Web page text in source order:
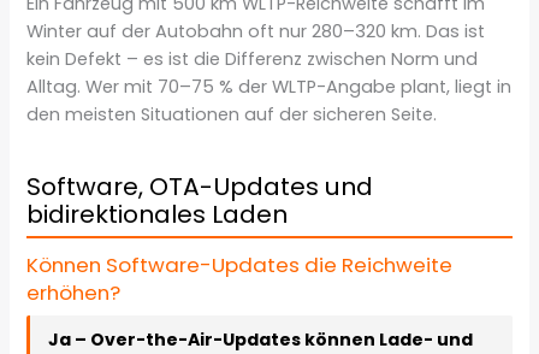
Winter auf der Autobahn oft nur 280–320 km. Das ist
kein Defekt – es ist die Differenz zwischen Norm und
Alltag. Wer mit 70–75 % der WLTP-Angabe plant, liegt in
den meisten Situationen auf der sicheren Seite.
Software, OTA-Updates und
bidirektionales Laden
Können Software-Updates die Reichweite
erhöhen?
Ja – Over-the-Air-Updates können Lade- und